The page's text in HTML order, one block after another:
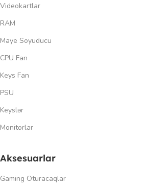
Videokartlar
RAM
Maye Soyuducu
CPU Fan
Keys Fan
PSU
Keyslər
Monitorlar
Aksesuarlar
Gaming Oturacaqlar